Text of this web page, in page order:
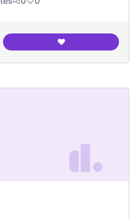
❤️Canodróm